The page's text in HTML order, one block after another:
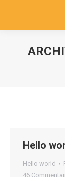
Hello
Hello world
46